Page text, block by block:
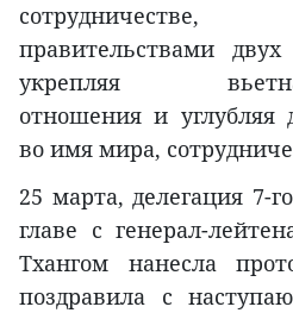
правительствами
укрепляя
отношения и углубляя
во имя мира,
25 марта, делегация 7-
главе с генерал-
Тхангом нанесла
поздравила с